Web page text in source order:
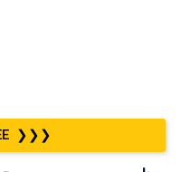
❯❯❯